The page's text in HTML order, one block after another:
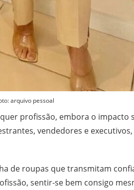
arquivo pessoal
profissão, embora o impacto
vendedores e
de roupas que transmitam
sentir-se bem consigo